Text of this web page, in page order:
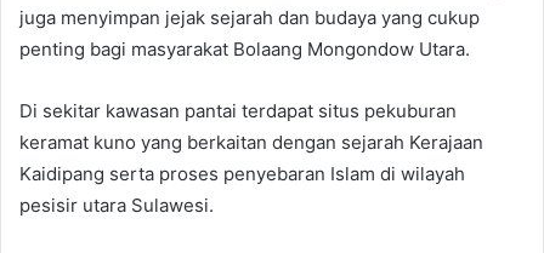
juga menyimpan jejak sejarah dan budaya yang cukup
penting bagi masyarakat Bolaang Mongondow Utara.
Di sekitar kawasan pantai terdapat situs pekuburan
keramat kuno yang berkaitan dengan sejarah Kerajaan
Kaidipang serta proses penyebaran Islam di wilayah
pesisir utara Sulawesi.